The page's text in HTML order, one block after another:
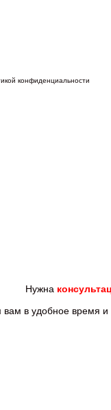
конфиденциальности
Нужна
вам в удобное время и